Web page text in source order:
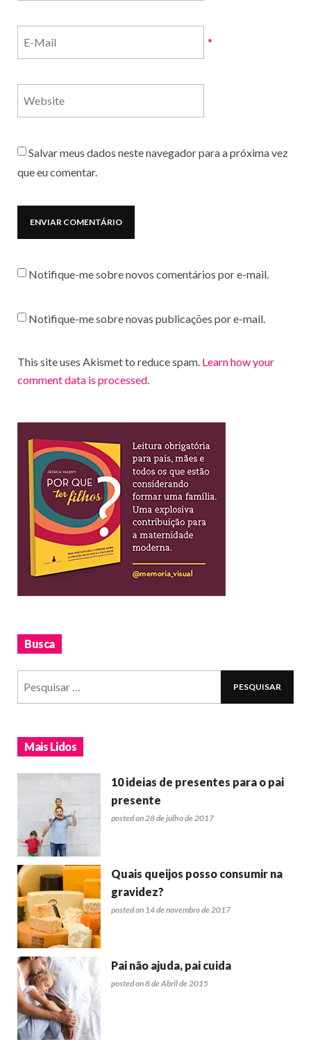
*
Salvar meus dados neste navegador para a próxima vez
que eu comentar.
Notifique-me sobre novos comentários por e-mail.
Notifique-me sobre novas publicações por e-mail.
This site uses Akismet to reduce spam. Learn how your
comment data is processed.
Busca
Mais Lidos
10 ideias de presentes para o pai
presente
posted on 28 de julho de 2017
Quais queijos posso consumir na
gravidez?
posted on 14 de novembro de 2017
Pai não ajuda, pai cuida
posted on 8 de Abril de 2015